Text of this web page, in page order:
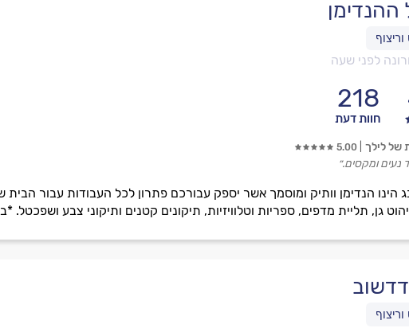
ההנדימן
לפני שעה
218
חוות דעת
הינו הנדימן וותיק ומוסמך אשר יספק עבורכם פתרון לכל העבודות עבור
גן, תליית מדפים, ספריות וטלוויזיות, תיקונים קטנים ותיקוני צבע ושפכטל.
של לילך 5.00
נעים ומקסים.״